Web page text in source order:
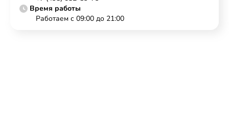
Время работы
Работаем с 09:00 до 21:00